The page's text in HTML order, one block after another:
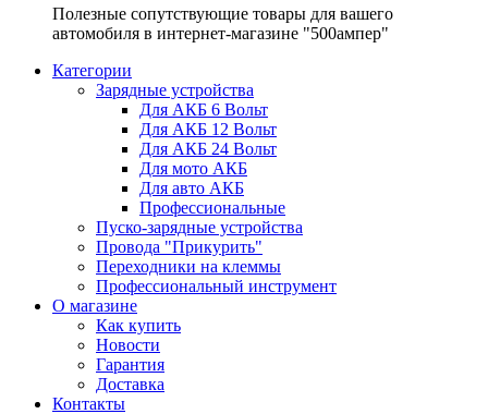
Полезные сопутствующие товары для вашего
автомобиля в интернет-магазине "500ампер"
Категории
Зарядные устройства
Для АКБ 6 Вольт
Для АКБ 12 Вольт
Для АКБ 24 Вольт
Для мото АКБ
Для авто АКБ
Профессиональные
Пуско-зарядные устройства
Провода "Прикурить"
Переходники на клеммы
Профессиональный инструмент
О магазине
Как купить
Новости
Гарантия
Доставка
Контакты